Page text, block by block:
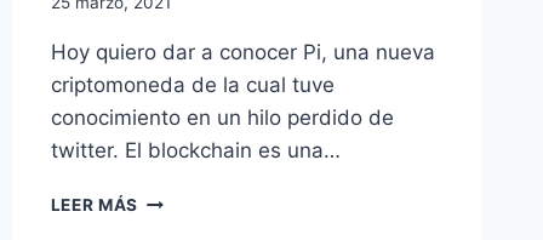
Hoy quiero dar a conocer Pi, una nueva
criptomoneda de la cual tuve
conocimiento en un hilo perdido de
twitter. El blockchain es una…
LEER MÁS PI,